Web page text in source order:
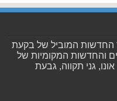
החדשות המוביל של בקעת
והחדשות המקומיות של
אונו, גני תקווה, גבעת